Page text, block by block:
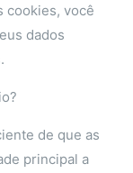
cookies, você
dados
de que as
principal a